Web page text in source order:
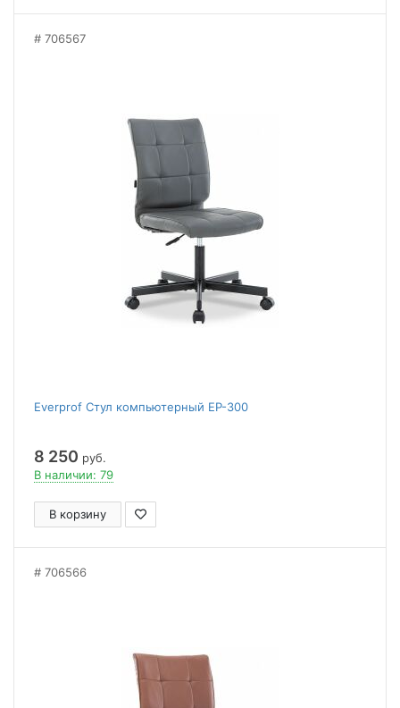
706567
Everprof Стул компьютерный EP-300
8 250 руб.
В наличии: 79
В корзину
706566